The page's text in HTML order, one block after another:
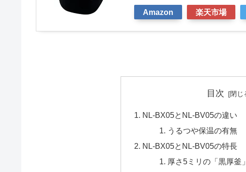
Amazon 楽天市場
目次
NL-BX05とNL-BV05の違い
うるつや保温の有無
NL-BX05とNL-BV05の特長
厚さ5ミリの「黒厚釜」